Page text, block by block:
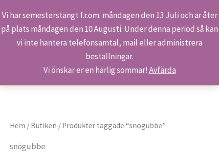
Vi har semesterstängt f.r.om. måndagen den 13 Juli och är åter
på plats måndagen den 10 Augusti. Under denna period så kan
vi inte hantera telefonsamtal, mail eller administrera
beställningar.
Vi önskar er en härlig sommar! Avfärda
Hoppa
Sök
Hem Produkter snögubbe
Hem / Butiken / Produkter taggade “snögubbe”
snögubbe